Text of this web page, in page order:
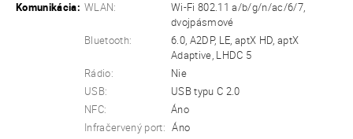
Komunikácia: WLAN:
Wi-Fi 802.11 a/b/g/n/ac/6/7,
dvojpásmové
Bluetooth:
6.0, A2DP, LE, aptX HD, aptX
Adaptive, LHDC 5
Rádio:
Nie
USB:
USB typu C 2.0
NFC:
Áno
Infračervený port:
Áno